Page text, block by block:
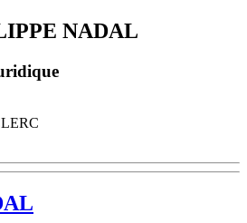
NADAL